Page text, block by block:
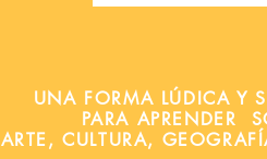
UNA FORMA LÚDICA Y
PARA APRENDER
ARTE, CULTURA,